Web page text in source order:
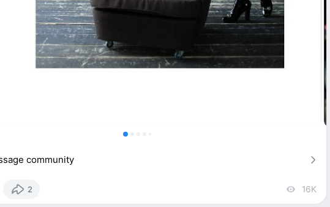
community
2 16K